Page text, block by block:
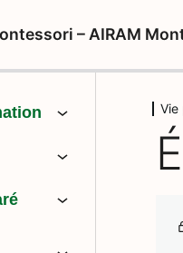
– AIRAM
Vie